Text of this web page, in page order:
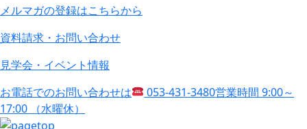
メルマガの登録はこちらから
資料請求・お問い合わせ
見学会・イベント情報
お電話でのお問い合わせは
053-431-3480営業時間 9:00～
17:00 （水曜休）